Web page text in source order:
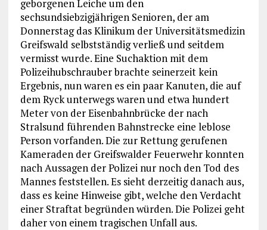
geborgenen Leiche um den
sechsundsiebzigjährigen Senioren, der am
Donnerstag das Klinikum der Universitätsmedizin
Greifswald selbstständig verließ und seitdem
vermisst wurde. Eine Suchaktion mit dem
Polizeihubschrauber brachte seinerzeit kein
Ergebnis, nun waren es ein paar Kanuten, die auf
dem Ryck unterwegs waren und etwa hundert
Meter von der Eisenbahnbrücke der nach
Stralsund führenden Bahnstrecke eine leblose
Person vorfanden. Die zur Rettung gerufenen
Kameraden der Greifswalder Feuerwehr konnten
nach Aussagen der Polizei nur noch den Tod des
Mannes feststellen. Es sieht derzeitig danach aus,
dass es keine Hinweise gibt, welche den Verdacht
einer Straftat begründen würden. Die Polizei geht
daher von einem tragischen Unfall aus.